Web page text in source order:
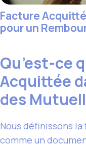
Facture
pour un
Qu’est-ce
Acquittée
des
Nous définissons la
comme un